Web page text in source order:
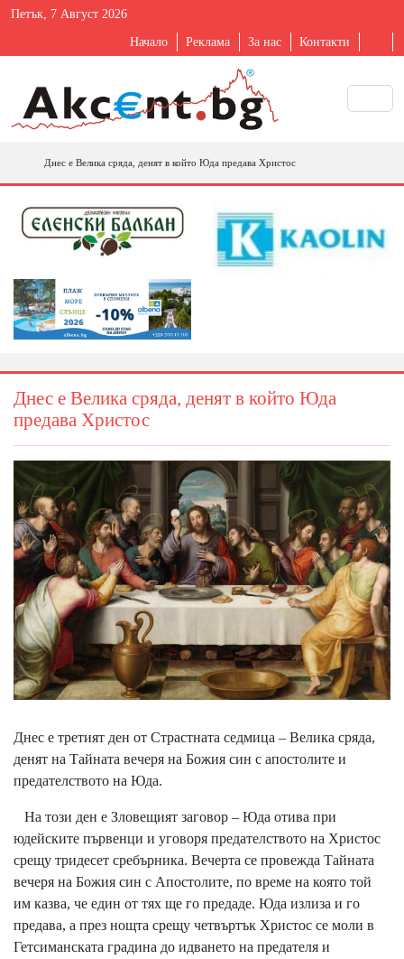
Петък, 7 Август 2026
Начало Реклама За нас Контакти
Днес е Велика сряда, денят в който Юда предава Христос
Днес е Велика сряда, денят в който Юда
предава Христос
Днес е третият ден от Страстната седмица – Велика сряда,
денят на Тайната вечеря на Божия син с апостолите и
предателството на Юда.
На този ден е Зловещият заговор – Юда отива при
юдейските първенци и уговоря предателството на Христос
срещу тридесет сребърника. Вечерта се провежда Тайната
вечеря на Божия син с Апостолите, по време на която той
им казва, че един от тях ще го предаде. Юда излиза и го
предава, а през нощта срещу четвъртък Христос се моли в
Гетсиманската градина до идването на предателя и